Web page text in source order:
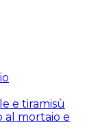
e tiramisù
al mortaio e